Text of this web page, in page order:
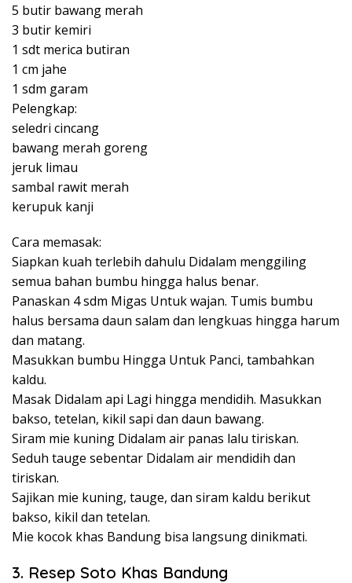
5 butir bawang merah
3 butir kemiri
1 sdt merica butiran
1 cm jahe
1 sdm garam
Pelengkap:
seledri cincang
bawang merah goreng
jeruk limau
sambal rawit merah
kerupuk kanji
Cara memasak:
Siapkan kuah terlebih dahulu Didalam menggiling
semua bahan bumbu hingga halus benar.
Panaskan 4 sdm Migas Untuk wajan. Tumis bumbu
halus bersama daun salam dan lengkuas hingga harum
dan matang.
Masukkan bumbu Hingga Untuk Panci, tambahkan
kaldu.
Masak Didalam api Lagi hingga mendidih. Masukkan
bakso, tetelan, kikil sapi dan daun bawang.
Siram mie kuning Didalam air panas lalu tiriskan.
Seduh tauge sebentar Didalam air mendidih dan
tiriskan.
Sajikan mie kuning, tauge, dan siram kaldu berikut
bakso, kikil dan tetelan.
Mie kocok khas Bandung bisa langsung dinikmati.
3. Resep Soto Khas Bandung